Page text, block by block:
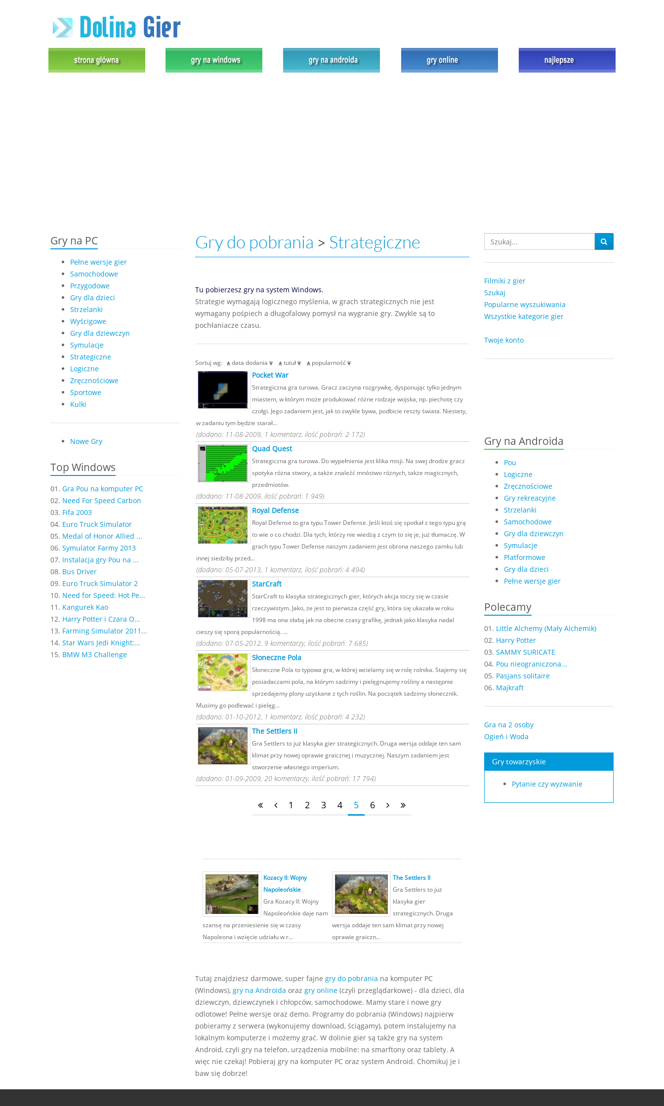
Gry na PC
Pełne wersje gier
Samochodowe
Przygodowe
Gry dla dzieci
Strzelanki
Wyścigowe
Gry dla dziewczyn
Symulacje
Strategiczne
Logiczne
Zręcznościowe
Sportowe
Kulki
Nowe Gry
Top Windows
01. Gra Pou na komputer PC
02. Need For Speed Carbon
03. Fifa 2003
04. Euro Truck Simulator
05. Medal of Honor Allied ...
06. Symulator Farmy 2013
07. Instalacja gry Pou na ...
08. Bus Driver
09. Euro Truck Simulator 2
10. Need for Speed: Hot Pe...
11. Kangurek Kao
12. Harry Potter i Czara O...
13. Farming Simulator 2011...
14. Star Wars Jedi Knight:...
15. BMW M3 Challenge
Gry do pobrania > Strategiczne
Tu pobierzesz gry na system Windows.
Strategie wymagają logicznego myślenia, w grach strategicznych nie jest
wymagany pośpiech a długofalowy pomysł na wygranie gry. Zwykle są to
pochłaniacze czasu.
Sortuj wg: data dodania tutuł popularność
Pocket War
Strategiczna gra turowa. Gracz zaczyna rozgrywkę, dysponując tylko jednym
miastem, w którym może produkować różne rodzaje wojska, np. piechotę czy
czołgi. Jego zadaniem jest, jak to zwykle bywa, podbicie reszty świata. Niestety,
w zadaniu tym będzie starał...
(dodano: 11-08-2009, 1 komentarz, ilość pobrań: 2 172)
Quad Quest
Strategiczna gra turowa. Do wypełnienia jest klika misji. Na swej drodze gracz
spotyka różna stwory, a także znaleźć mnóstwo różnych, także magicznych,
przedmiotów.
(dodano: 11-08-2009, ilość pobrań: 1 949)
Royal Defense
Royal Defense to gra typu Tower Defense. Jeśli ktoś się spotkał z tego typu grą
to wie o co chodzi. Dla tych, którzy nie wiedzą z czym to się je, już tłumaczę. W
grach typu Tower Defense naszym zadaniem jest obrona naszego zamku lub
innej siedziby przed...
(dodano: 05-07-2013, 1 komentarz, ilość pobrań: 4 494)
StarCraft
StarCraft to klasyka strategicznych gier, których akcja toczy się w czasie
rzeczywistym. Jako, że jest to pierwsza część gry, która się ukazała w roku
1998 ma ona słabą jak na obecne czasy grafikę, jednak jako klasyka nadal
cieszy się sporą popularnością. ...
(dodano: 07-05-2012, 9 komentarzy, ilość pobrań: 7 685)
Słoneczne Pola
Słoneczne Pola to typowa gra, w której wcielamy się w rolę rolnika. Stajemy się
posiadaczami pola, na którym sadzimy i pielęgnujemy rośliny a następnie
sprzedajemy plony uzyskane z tych roślin. Na początek sadzimy słonecznik.
Musimy go podlewać i pielęg...
(dodano: 01-10-2012, 1 komentarz, ilość pobrań: 4 232)
The Settlers II
Gra Settlers to już klasyka gier strategicznych. Druga wersja oddaje ten sam
klimat przy nowej oprawie graicznej i muzycznej. Naszym zadaniem jest
stworzenie własnego imperium.
(dodano: 01-09-2009, 20 komentarzy, ilość pobrań: 17 794)
1 2 3 4 5 6
Kozacy II: Wojny
Napoleońskie
Gra Kozacy II: Wojny
Napoleońskie daje nam
szansę na przeniesienie się w czasy
Napoleona i wzięcie udziału w r...
The Settlers II
Gra Settlers to już
klasyka gier
strategicznych. Druga
wersja oddaje ten sam klimat przy nowej
oprawie graiczn...
Tutaj znajdziesz darmowe, super fajne gry do pobrania na komputer PC
(Windows), gry na Androida oraz gry online(czyli przeglądarkowe) - dla dzieci, dla
dziewczyn, dziewczynek i chłopców, samochodowe. Mamy stare i nowe gry
odlotowe! Pełne wersje oraz demo. Programy do pobrania (Windows) najpierw
pobieramy z serwera (wykonujemy download, ściągamy), potem instalujemy na
lokalnym komputerze i możemy grać. W dolinie gier są także gry na system
Android, czyli gry na telefon, urządzenia mobilne: na smarftony oraz tablety. A
więc nie czekaj! Pobieraj gry na komputer PC oraz system Android. Chomikuj je i
baw się dobrze!
Filmiki z gier
Szukaj
Popularne wyszukiwania
Wszystkie kategorie gier
Twoje konto
Gry na Androida
Pou
Logiczne
Zręcznościowe
Gry rekreacyjne
Strzelanki
Samochodowe
Gry dla dziewczyn
Symulacje
Platformowe
Gry dla dzieci
Pełne wersje gier
Polecamy
01. Little Alchemy (Mały Alchemik)
02. Harry Potter
03. SAMMY SURICATE
04. Pou nieograniczona...
05. Pasjans solitaire
06. Majkraft
Gra na 2 osoby
Ogień i Woda
Gry towarzyskie
Pytanie czy wyzwanie